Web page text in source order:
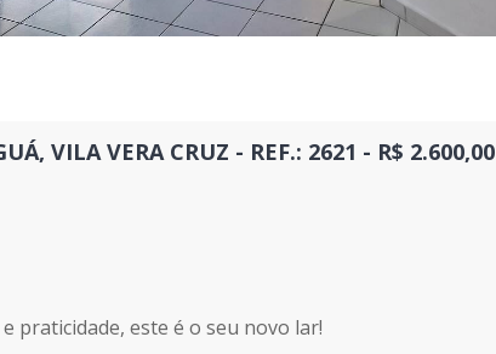
VILA VERA CRUZ - REF.: 2621 - R$ 2.600,00
praticidade, este é o seu novo lar!